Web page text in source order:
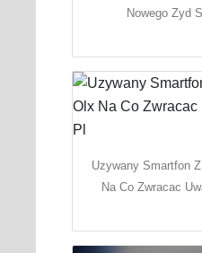
Nowego Zyd
Uzywany Smartfon
Na Co Zwracac